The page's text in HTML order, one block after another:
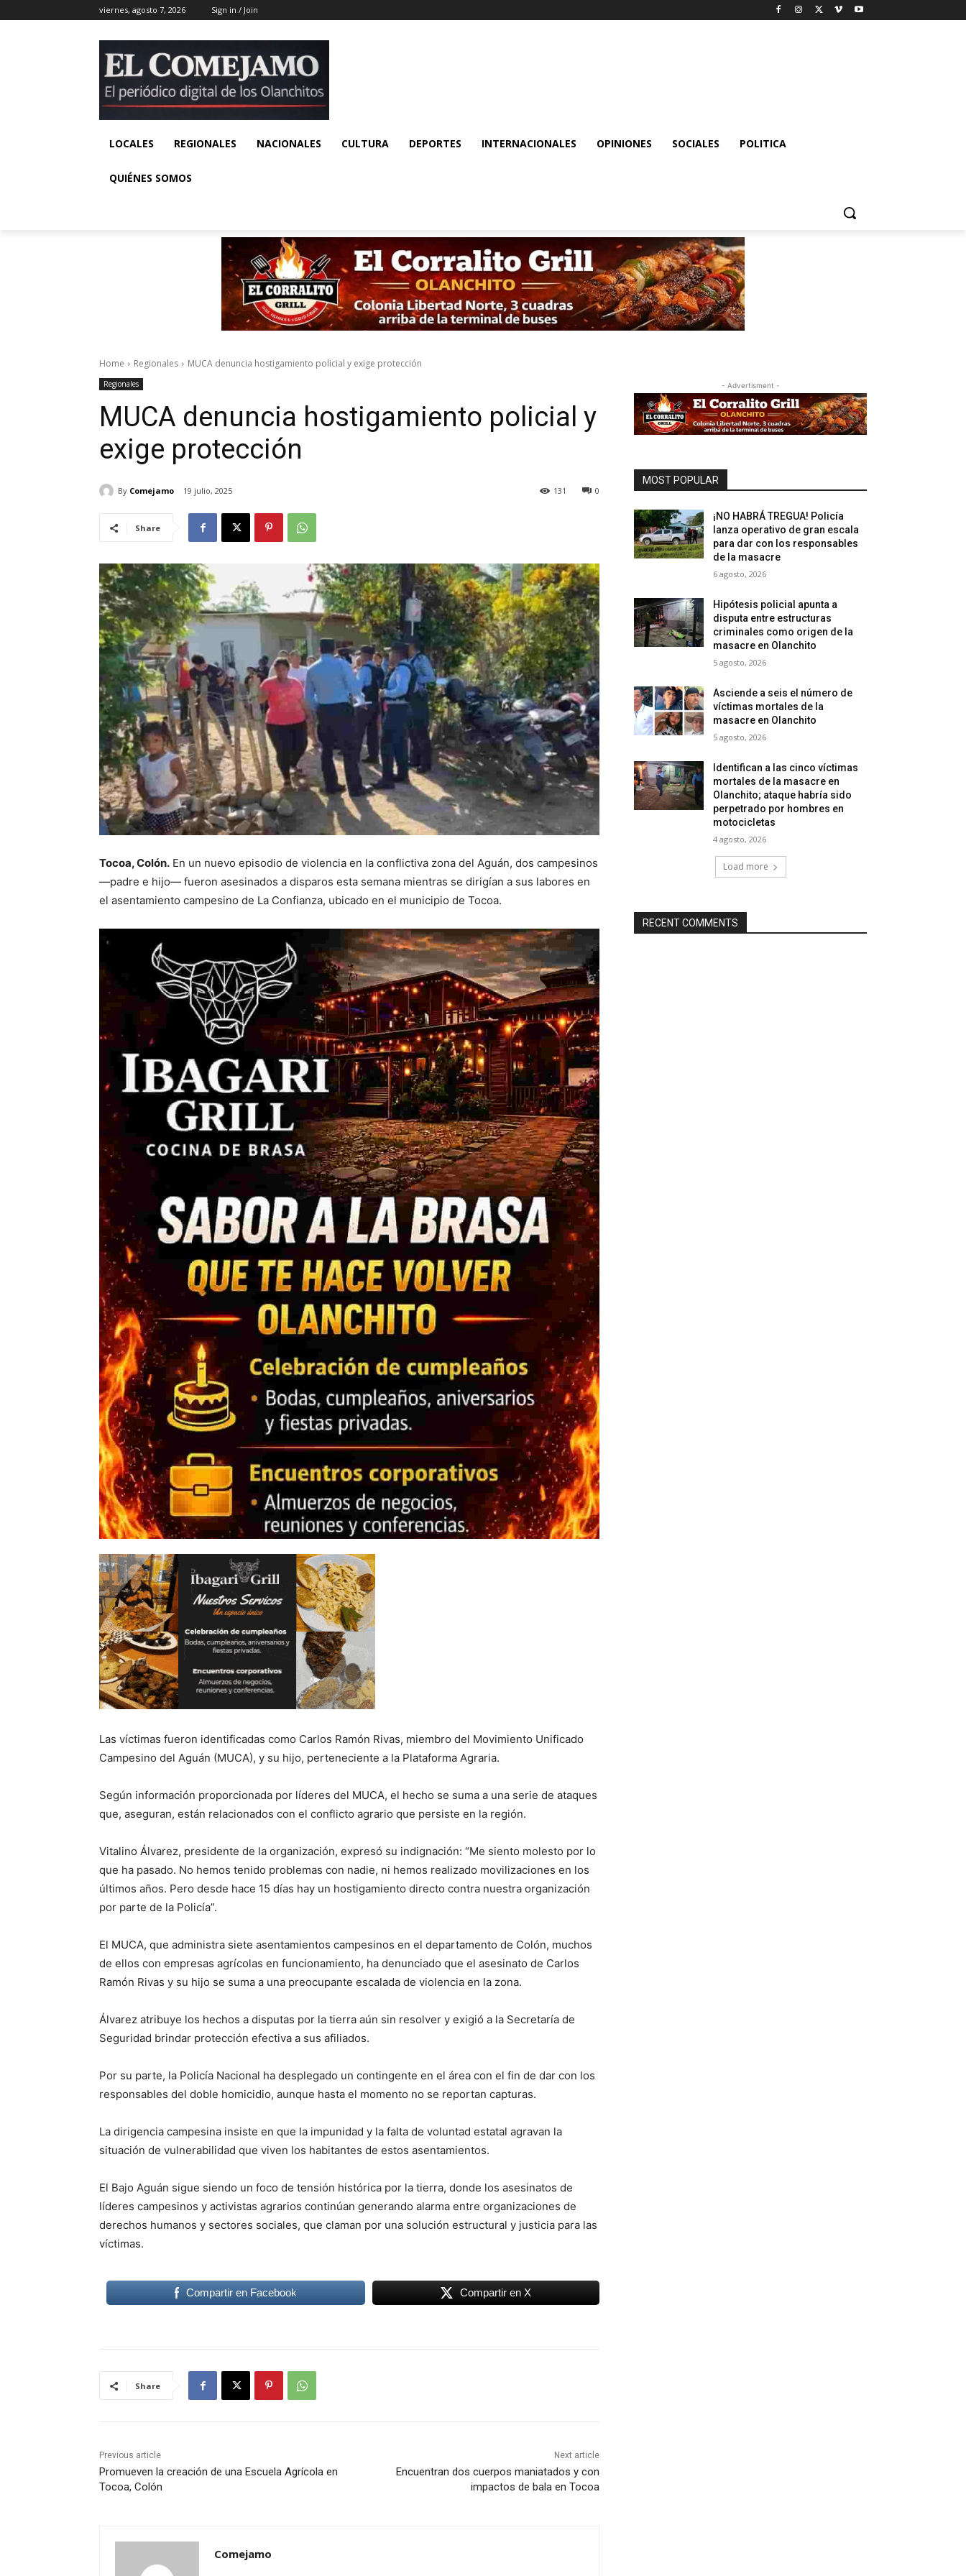
viernes, agosto 7, 2026 Sign in / Join
LOCALES REGIONALES NACIONALES CULTURA DEPORTES INTERNACIONALES OPINIONES SOCIALES POLITICA
QUIÉNES SOMOS
Home Regionales MUCA denuncia hostigamiento policial y exige protección
Regionales
MUCA denuncia hostigamiento policial y
exige protección
By Comejamo 19 julio, 2025 0
131
Share
Tocoa, Colón. En un nuevo episodio de violencia en la conflictiva zona del Aguán, dos campesinos
—padre e hijo— fueron asesinados a disparos esta semana mientras se dirigían a sus labores en
el asentamiento campesino de La Confianza, ubicado en el municipio de Tocoa.
Las víctimas fueron identificadas como Carlos Ramón Rivas, miembro del Movimiento Unificado
Campesino del Aguán (MUCA), y su hijo, perteneciente a la Plataforma Agraria.
Según información proporcionada por líderes del MUCA, el hecho se suma a una serie de ataques
que, aseguran, están relacionados con el conflicto agrario que persiste en la región.
Vitalino Álvarez, presidente de la organización, expresó su indignación: “Me siento molesto por lo
que ha pasado. No hemos tenido problemas con nadie, ni hemos realizado movilizaciones en los
últimos años. Pero desde hace 15 días hay un hostigamiento directo contra nuestra organización
por parte de la Policía”.
El MUCA, que administra siete asentamientos campesinos en el departamento de Colón, muchos
de ellos con empresas agrícolas en funcionamiento, ha denunciado que el asesinato de Carlos
Ramón Rivas y su hijo se suma a una preocupante escalada de violencia en la zona.
Álvarez atribuye los hechos a disputas por la tierra aún sin resolver y exigió a la Secretaría de
Seguridad brindar protección efectiva a sus afiliados.
Por su parte, la Policía Nacional ha desplegado un contingente en el área con el fin de dar con los
responsables del doble homicidio, aunque hasta el momento no se reportan capturas.
La dirigencia campesina insiste en que la impunidad y la falta de voluntad estatal agravan la
situación de vulnerabilidad que viven los habitantes de estos asentamientos.
El Bajo Aguán sigue siendo un foco de tensión histórica por la tierra, donde los asesinatos de
líderes campesinos y activistas agrarios continúan generando alarma entre organizaciones de
derechos humanos y sectores sociales, que claman por una solución estructural y justicia para las
víctimas.
Compartir en Facebook Compartir en X
Share
Previous article
Promueven la creación de una Escuela Agrícola en
Tocoa, Colón
Next article
Encuentran dos cuerpos maniatados y con
impactos de bala en Tocoa
Comejamo
- Advertisment -
MOST POPULAR
¡NO HABRÁ TREGUA! Policía
lanza operativo de gran escala
para dar con los responsables
de la masacre
6 agosto, 2026
Hipótesis policial apunta a
disputa entre estructuras
criminales como origen de la
masacre en Olanchito
5 agosto, 2026
Asciende a seis el número de
víctimas mortales de la
masacre en Olanchito
5 agosto, 2026
Identifican a las cinco víctimas
mortales de la masacre en
Olanchito; ataque habría sido
perpetrado por hombres en
motocicletas
4 agosto, 2026
Load more
RECENT COMMENTS